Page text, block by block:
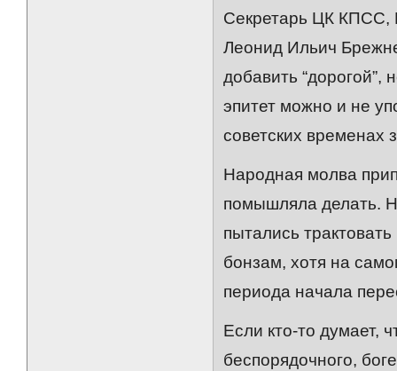
Секретарь ЦК КПСС,
Леонид Ильич
добавить “дорогой”,
эпитет можно и не
советских временах
Народная молва
помышляла делать.
пытались
бонзам, хотя на
периода начала
Если кто-то думает,
беспорядочного,